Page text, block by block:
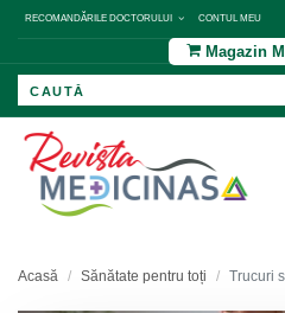
RECOMANDĂRILE DOCTORULUI CONTUL MEU
Magazin
Acasă Sănătate pentru toți Trucuri